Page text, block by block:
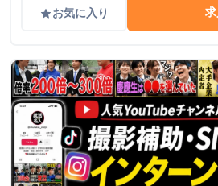
gradeお気に入り